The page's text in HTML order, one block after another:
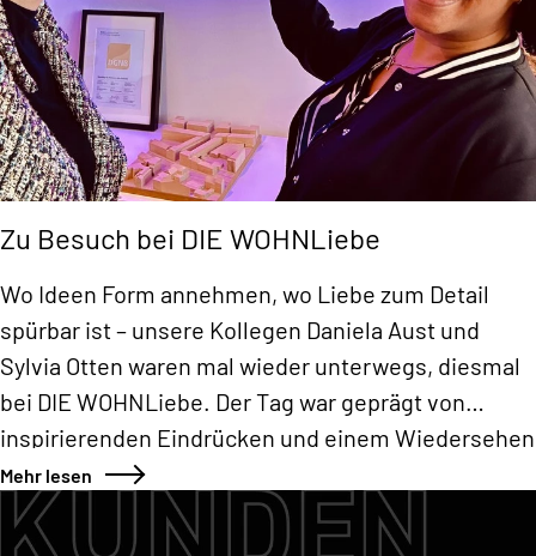
Zu Besuch bei DIE WOHNLiebe
Wo Ideen Form annehmen, wo Liebe zum Detail
spürbar ist – unsere Kollegen Daniela Aust und
Sylvia Otten waren mal wieder unterwegs, diesmal
bei DIE WOHNLiebe. Der Tag war geprägt von
inspirierenden Eindrücken und einem Wiedersehen
mit einem alten Bekannten.
Mehr lesen